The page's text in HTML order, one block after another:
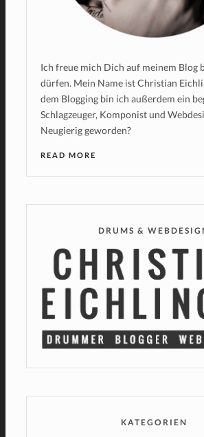
Ich freue mich Dich auf meinem Blog
dürfen. Mein Name ist Christian
dem Blogging bin ich außerdem ein
Schlagzeuger, Komponist und
Neugierig geworden?
READ MORE
DRUMS &
KATEGORIEN